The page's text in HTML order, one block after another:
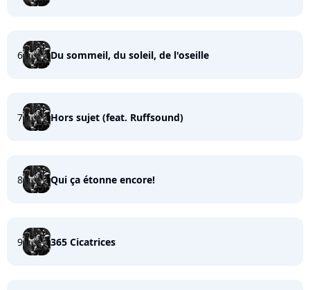
6 Du sommeil, du soleil, de l'oseille
7 Hors sujet (feat. Ruffsound)
8 Qui ça étonne encore!
9 365 Cicatrices